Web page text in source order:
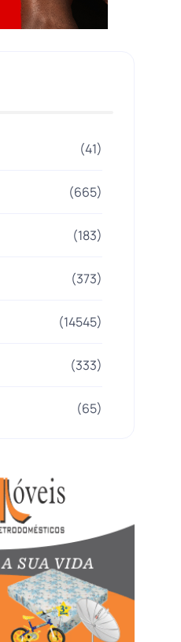
(41)
(665)
(183)
(373)
(14545)
(333)
(65)
(152)
(72)
(7680)